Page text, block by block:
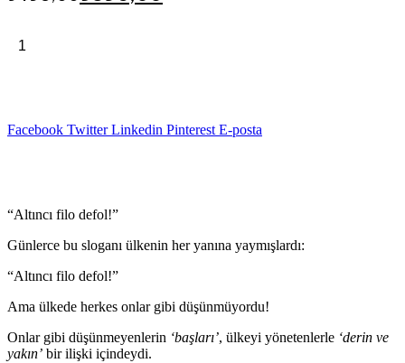
₺495,00.
fiyat:
Deniz
Alpar
Facebook Twitter Linkedin Pinterest E-posta
“Altıncı filo defol!”
Günlerce bu sloganı ülkenin her yanına yaymışlardı:
“Altıncı filo defol!”
Ama ülkede herkes onlar gibi düşünmüyordu!
Onlar gibi düşünmeyenlerin ‘başları’, ülkeyi yönetenlerle ‘derin ve
yakın’ bir ilişki içindeydi.